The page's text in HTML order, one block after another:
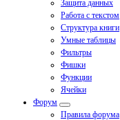
Защита данных
Работа с текстом
Структура книги
Умные таблицы
Фильтры
Фишки
Функции
Ячейки
Форум
Правила форума